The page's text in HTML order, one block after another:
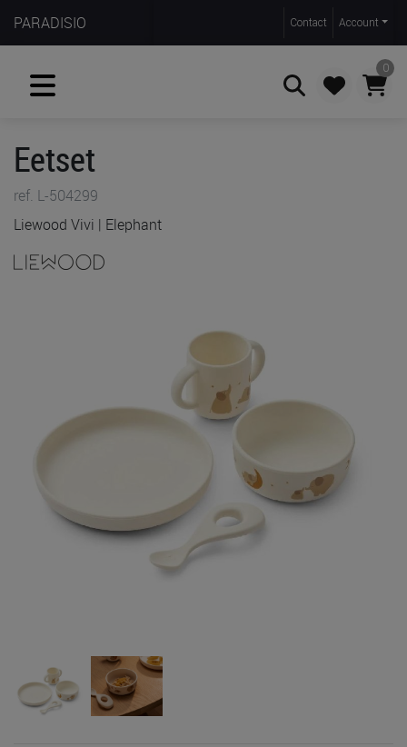
PARADISIO Contact Account
0
Eetset
ref. L-504299
Liewood Vivi | Elephant